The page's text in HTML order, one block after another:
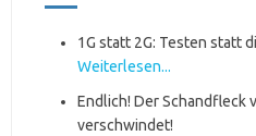
1G statt 2G: Testen statt
Weiterlesen...
Endlich! Der Schandfleck
verschwindet!